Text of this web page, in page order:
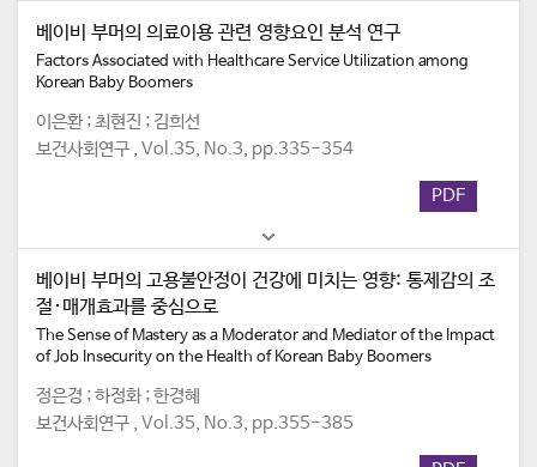
베이비 부머의 의료이용 관련 영향요인 분석 연구
Factors Associated with Healthcare Service Utilization among
Korean Baby Boomers
이은환 ; 최현진 ; 김희선
보건사회연구 , Vol.35, No.3, pp.335-354
PDF
베이비 부머의 고용불안정이 건강에 미치는 영향: 통제감의 조
절･매개효과를 중심으로
The Sense of Mastery as a Moderator and Mediator of the Impact
of Job Insecurity on the Health of Korean Baby Boomers
정은경 ; 하정화 ; 한경혜
보건사회연구 , Vol.35, No.3, pp.355-385